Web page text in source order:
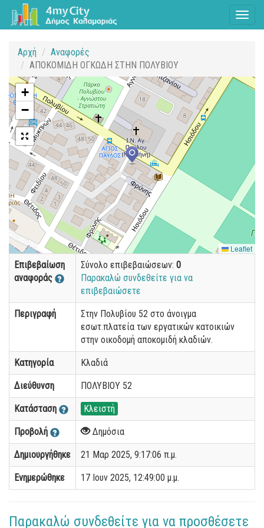
Αρχή
Αναφορές
ΑΠΟΚΟΜΙΔΗ ΟΓΚΩΔΗ ΣΤΗΝ ΠΟΛΥΒΙΟΥ
+
−
Leaflet
Επιβεβαίωση
αναφοράς
Σύνολο επιβεβαιώσεων: 0
Παρακαλώ συνδεθείτε για να
επιβεβαιώσετε
Περιγραφή
Στην Πολυβίου 52 στο άνοιγμα
εσωτ.πλατεία των εργατικών κατοικιών
στην οικοδομή αποκομιδή κλαδιών.
Κατηγορία Κλαδιά
Διεύθυνση ΠΟΛΥΒΙΟΥ 52
Κατάσταση Κλειστή
Προβολή Δημόσια
Δημιουργήθηκε 21 Μαρ 2025, 9:17:06 π.μ.
Ενημερώθηκε 17 Ιουν 2025, 12:49:00 μ.μ.
Παρακαλώ συνδεθείτε για να προσθέσετε